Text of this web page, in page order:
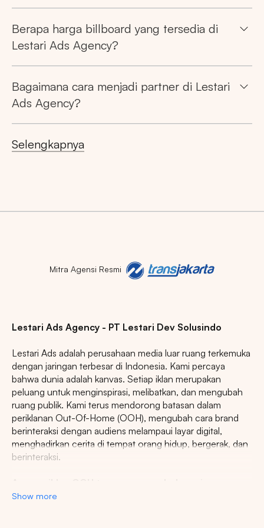
Berapa harga billboard yang tersedia di
Lestari Ads Agency?
Bagaimana cara menjadi partner di Lestari
Ads Agency?
Selengkapnya
Mitra Agensi Resmi
Lestari Ads Agency - PT Lestari Dev Solusindo
Lestari Ads adalah perusahaan media luar ruang terkemuka
dengan jaringan terbesar di Indonesia. Kami percaya
bahwa dunia adalah kanvas. Setiap iklan merupakan
peluang untuk menginspirasi, melibatkan, dan mengubah
ruang publik. Kami terus mendorong batasan dalam
periklanan Out-Of-Home (OOH), mengubah cara brand
berinteraksi dengan audiens melampaui layar digital,
menghadirkan cerita di tempat orang hidup, bergerak, dan
berinteraksi.
Show more